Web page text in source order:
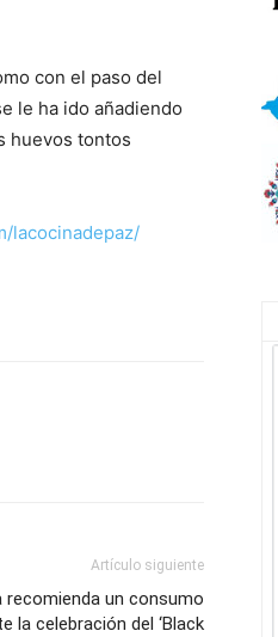
con el paso del
le ha ido añadiendo
huevos tontos
lacocinadepaz/
Artículo siguiente
recomienda un consumo
la celebración del ‘Black